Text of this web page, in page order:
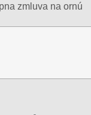
zmluva na ornú